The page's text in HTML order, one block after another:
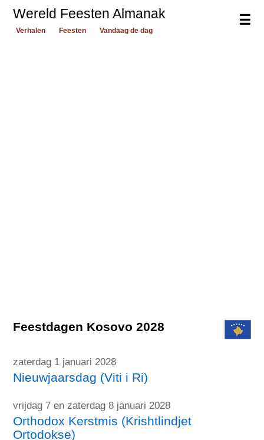
☰
Wereld Feesten Almanak
Verhalen Feesten Vandaag de dag
Feestdagen Kosovo 2028
zaterdag 1 januari 2028
Nieuwjaarsdag (Viti i Ri)
vrijdag 7 en zaterdag 8 januari 2028
Orthodox Kerstmis (Krishtlindjet
Ortodokse)